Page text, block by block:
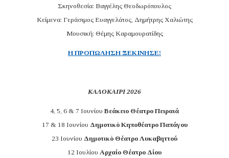
Σκηνοθεσία: Βαγγέλης Θεοδωρόπουλος
Κείμενα: Γεράσιμος Ευαγγελάτος, Δημήτρης Χαλιώτης
Μουσική: Θέμης Καραμουρατίδης
H ΠΡΟΠΩΛΗΣΗ ΞΕΚΙΝΗΣΕ!
ΚΑΛΟΚΑΙΡΙ 2026
4, 5, 6 & 7 Ιουνίου Βεάκειο Θέατρο Πειραιά
17 & 18 Ιουνίου Δημοτικό Κηποθέατρο Παπάγου
23 Ιουνίου Δημοτικό Θέατρο Λυκαβηττού
12 Ιουλίου Αρχαίο Θέατρο Δίου